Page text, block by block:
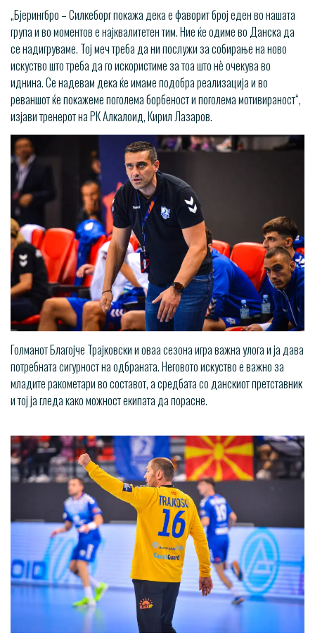
„Бјерингбро – Силкеборг покажа дека е фаворит број еден во нашата
група и во моментов е најквалитетен тим. Ние ќе одиме во Данска да
се надигруваме. Тој меч треба да ни послужи за собирање на ново
искуство што треба да го искористиме за тоа што нѐ очекува во
иднина. Се надевам дека ќе имаме подобра реализација и во
реваншот ќе покажеме поголема борбеност и поголема мотивираност“,
изјави тренерот на РК Алкалоид, Кирил Лазаров.
Голманот Благојче Трајковски и оваа сезона игра важна улога и ја дава
потребната сигурност на одбраната. Неговото искуство е важно за
младите ракометари во составот, а средбата со данскиот претставник
и тој ја гледа како можност екипата да порасне.